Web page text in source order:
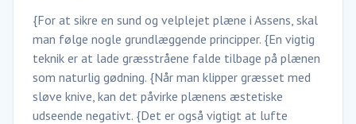
{For at sikre en sund og velplejet plæne i Assens, skal
man følge nogle grundlæggende principper. {En vigtig
teknik er at lade græsstråene falde tilbage på plænen
som naturlig gødning. {Når man klipper græsset med
sløve knive, kan det påvirke plænens æstetiske
udseende negativt. {Det er også vigtigt at lufte